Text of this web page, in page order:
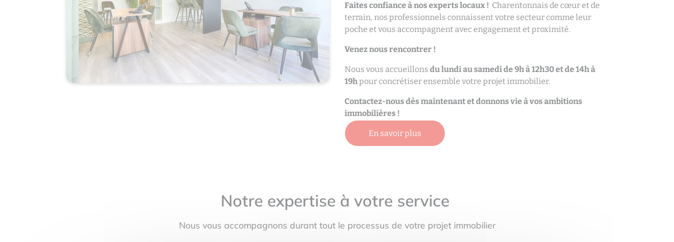
Faites confiance à nos experts locaux ! Charentonnais de cœur et de
terrain, nos professionnels connaissent votre secteur comme leur
poche et vous accompagnent avec engagement et proximité.
Venez nous rencontrer !
Nous vous accueillons du lundi au samedi de 9h à 12h30 et de 14h à
19hpour concrétiser ensemble votre projet immobilier.
Contactez-nous dès maintenant et donnons vie à vos ambitions
immobilières !
En savoir plus
Notre expertise à votre service
Nous vous accompagnons durant tout le processus de votre projet immobilier